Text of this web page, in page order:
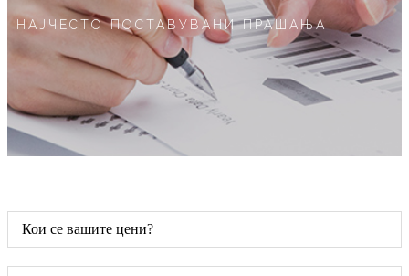
НАЈЧЕСТО ПОСТАВУВАНИ ПРАШАЊА
Кои се вашите цени?